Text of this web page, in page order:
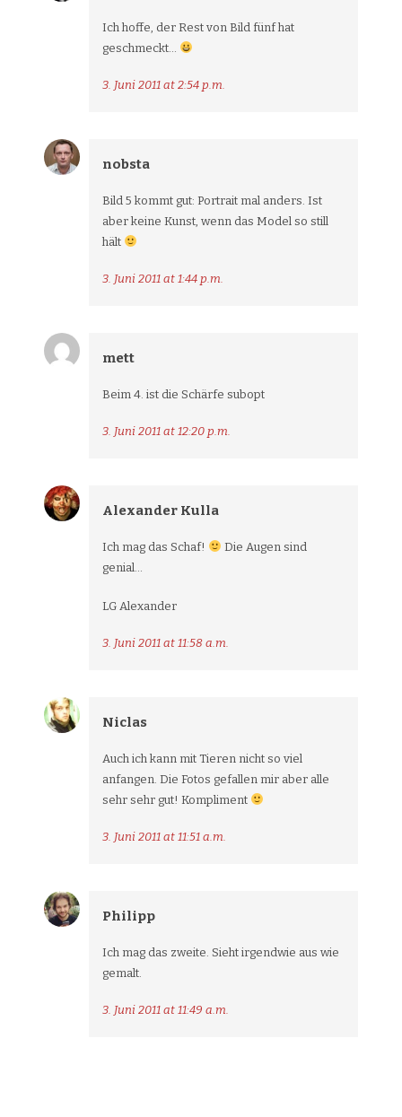
Ich hoffe, der Rest von Bild fünf hat
geschmeckt…
3. Juni 2011 at 2:54 p.m.
nobsta
Bild 5 kommt gut: Portrait mal anders. Ist
aber keine Kunst, wenn das Model so still
hält
3. Juni 2011 at 1:44 p.m.
mett
Beim 4. ist die Schärfe subopt
3. Juni 2011 at 12:20 p.m.
Alexander Kulla
Ich mag das Schaf!
Die Augen sind
genial…
LG Alexander
3. Juni 2011 at 11:58 a.m.
Niclas
Auch ich kann mit Tieren nicht so viel
anfangen. Die Fotos gefallen mir aber alle
sehr sehr gut! Kompliment
3. Juni 2011 at 11:51 a.m.
Philipp
Ich mag das zweite. Sieht irgendwie aus wie
gemalt.
3. Juni 2011 at 11:49 a.m.